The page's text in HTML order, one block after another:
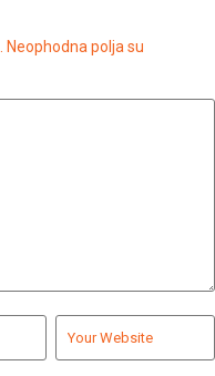
Neophodna polja su